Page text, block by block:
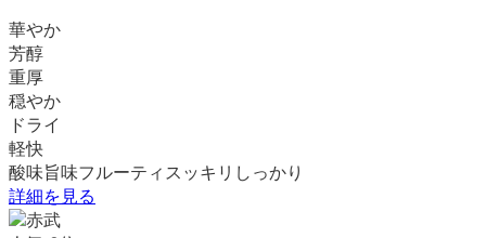
華やか
芳醇
重厚
穏やか
ドライ
軽快
酸味旨味フルーティ スッキリ しっかり
詳細を見る